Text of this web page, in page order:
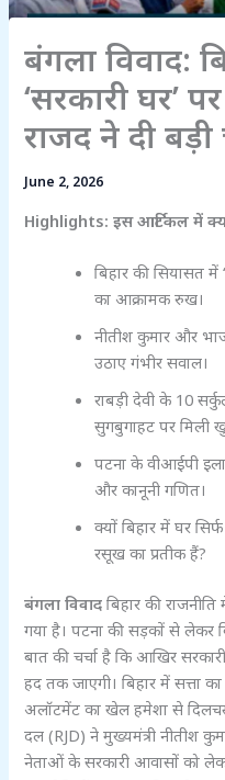
बंगला विवाद:
‘सरकारी घर’
राजद ने दी
June 2, 2026
Highlights: इस आर्टिकल में
बिहार की सियासत में
का आक्रामक रुख।
नीतीश कुमार और
उठाए गंभीर सवाल।
राबड़ी देवी के 10
सुगबुगाहट पर मिली
पटना के वीआईपी
और कानूनी गणित।
क्यों बिहार में घर
रसूख का प्रतीक हैं?
बंगला विवाद बिहार की
गया है। पटना की सड़कों से लेकर
बात की चर्चा है कि आखिर
हद तक जाएगी। बिहार में सत्ता
अलॉटमेंट का खेल हमेशा से
दल (RJD) ने मुख्यमंत्री नीतीश
नेताओं के सरकारी आवासों को